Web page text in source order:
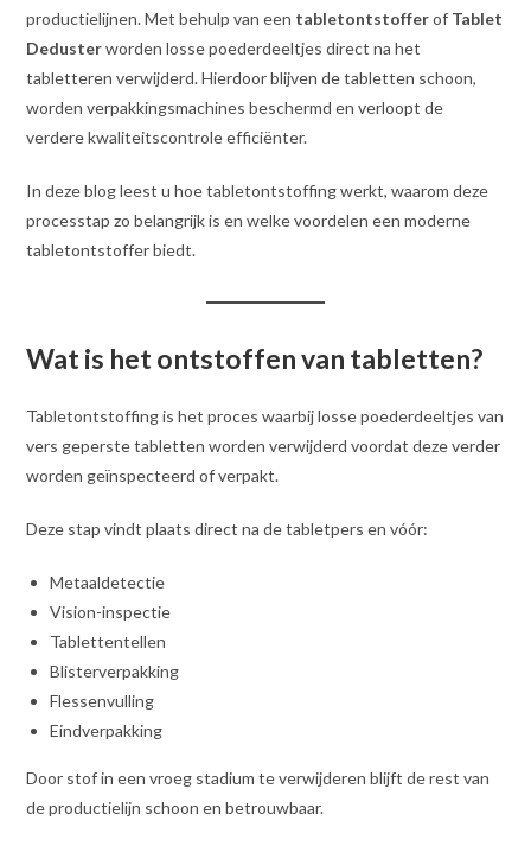
productielijnen. Met behulp van een tabletontstofferof Tablet
Dedusterworden losse poederdeeltjes direct na het
tabletteren verwijderd. Hierdoor blijven de tabletten schoon,
worden verpakkingsmachines beschermd en verloopt de
verdere kwaliteitscontrole efficiënter.
In deze blog leest u hoe tabletontstoffing werkt, waarom deze
processtap zo belangrijk is en welke voordelen een moderne
tabletontstoffer biedt.
Wat is het ontstoffen van tabletten?
Tabletontstoffing is het proces waarbij losse poederdeeltjes van
vers geperste tabletten worden verwijderd voordat deze verder
worden geïnspecteerd of verpakt.
Deze stap vindt plaats direct na de tabletpers en vóór:
Metaaldetectie
Vision-inspectie
Tablettentellen
Blisterverpakking
Flessenvulling
Eindverpakking
Door stof in een vroeg stadium te verwijderen blijft de rest van
de productielijn schoon en betrouwbaar.